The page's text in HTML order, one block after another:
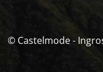
© Castelmode -